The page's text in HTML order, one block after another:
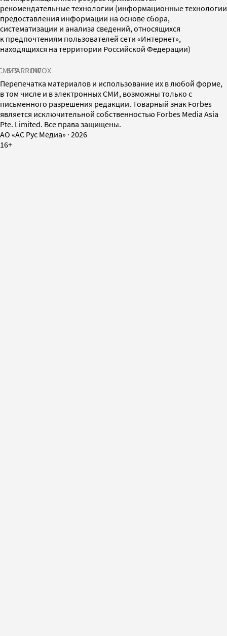
рекомендательные технологии (информационные технологии
предоставления информации на основе сбора,
систематизации и анализа сведений, относящихся
к предпочтениям пользователей сети «Интернет»,
находящихся на территории Российской Федерации)
SPARROWINFOX
Перепечатка материалов и использование их в любой форме,
в том числе и в электронных СМИ, возможны только с
письменного разрешения редакции. Товарный знак Forbes
является исключительной собственностью Forbes Media Asia
Pte. Limited. Все права защищены.
AO «АС Рус Медиа» · 2026
16+